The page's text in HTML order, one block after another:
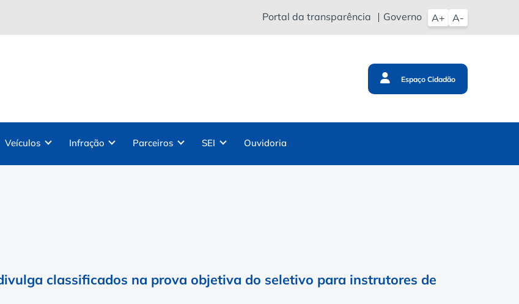
Portal da transparência Governo A+ A-
Espaço Cidadão
Veículos Infração Parceiros SEI Ouvidoria
classificados na prova objetiva do seletivo para instrutores de